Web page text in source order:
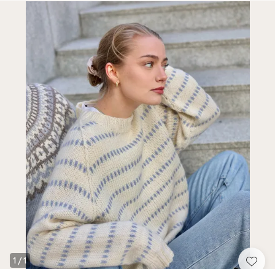
1 /1